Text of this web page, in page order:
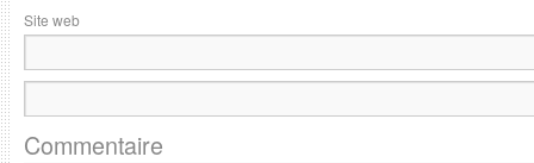
Site web
Commentaire